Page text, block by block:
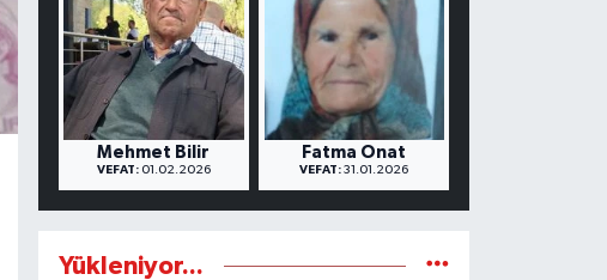
Mehmet Bilir
VEFAT:01.02.2026
Fatma Onat
VEFAT: 31.01.2026
Yükleniyor...